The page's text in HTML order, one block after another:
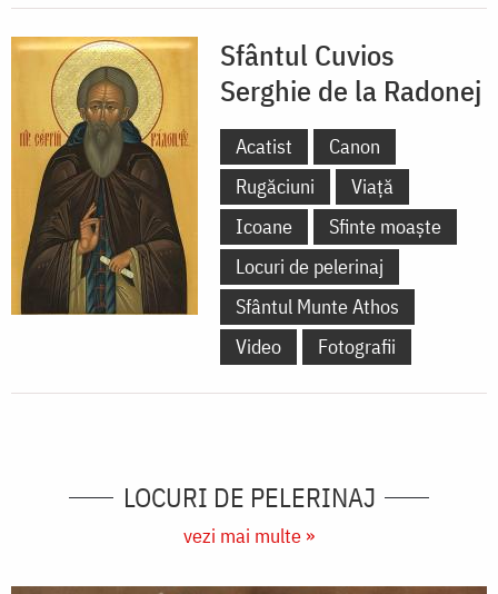
Rusia
Sfântul Cuvios
Serghie de la Radonej
Acatist
Canon
Rugăciuni
Viață
Icoane
Sfinte moaște
Locuri de pelerinaj
Sfântul Munte Athos
Video
Fotografii
LOCURI DE PELERINAJ
vezi mai multe »